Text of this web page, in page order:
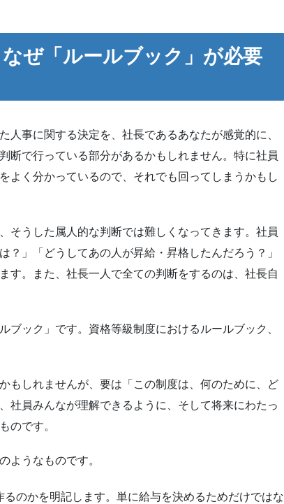
ぜ「ルールブック」が必要
人事に関する決定を、社長であるあなたが感覚的に、
断で行っている部分があるかもしれません。特に社員
よく分かっているので、それでも回ってしまうかもし
そうした属人的な判断では難しくなってきます。社員
？」「どうしてあの人が昇給・昇格したんだろう？」
す。また、社長一人で全ての判断をするのは、社長自
ブック」です。資格等級制度におけるルールブック、
もしれませんが、要は「この制度は、何のために、ど
社員みんなが理解できるように、そして将来にわたっ
のです。
ようなものです。
るのかを明記します。単に給与を決めるためだけではな